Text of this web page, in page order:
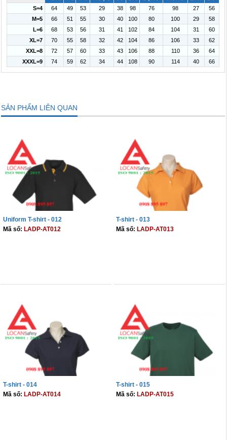
S=4
64 49 53 29 38 98 76 98 27
56
M=5
66 51 55 30 40 100 80 100 29
58
L=6
68 53 56 31 41 102 84 104 31
60
XL=7
70 55 58 32 42 104 86 106 33
62
XXL=8
72 57 60 33 43 106 88 110 36
64
XXXL=9
74 59 62 34 44 108 90 114 40 66
SẢN PHẨM LIÊN QUAN
Uniform T-shirt - 012
Mã số: LADP-AT012
T-shirt - 013
Mã số: LADP-AT013
T-shirt - 014
Mã số: LADP-AT014
T-shirt - 015
Mã số: LADP-AT015